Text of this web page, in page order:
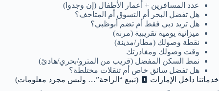
عدد المسافرين + أعمار الأطفال (إن وجدوا)
هل تفضل البحر أم التسوق أم المتاحف؟
هل تريد دبي فقط أم تضم أبوظبي؟
ميزانية يومية تقريبية (مرنة)
نقطة وصولك (مطار/مدينة)
وقت وصولك ومغادرتك
نمط السكن المفضل (قريب من المترو/بحري/هادئ)
هل تفضل سائق خاص أم تنقلات مختلطة؟
خدماتنا داخل الإمارات 🧾 (نبيع “الراحة”… وليس مجرد معلومات)